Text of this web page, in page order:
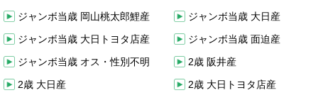
ジャンボ当歳 岡山桃太郎鯉産
ジャンボ当歳 大日産
ジャンボ当歳 大日トヨタ店産
ジャンボ当歳 面迫産
ジャンボ当歳 オス・性別不明
2歳 阪井産
2歳 大日産
2歳 大日トヨタ店産